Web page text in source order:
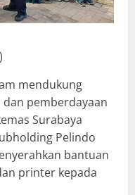
mendukung
pemberdayaan
Surabaya
Pelindo
bantuan
printer kepada